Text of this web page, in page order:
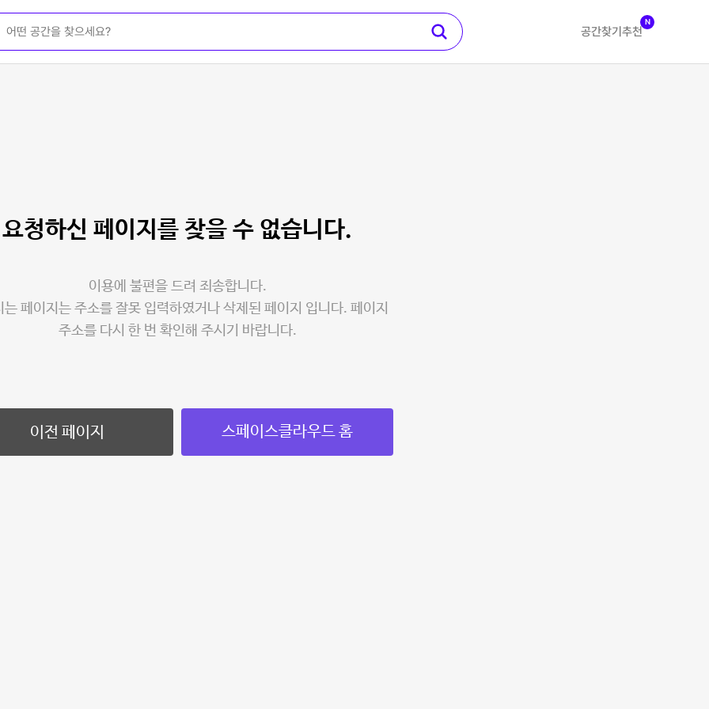
공간찾기 추천
N
요청하신 페이지를 찾을 수 없습니다.
이용에 불편을 드려 죄송합니다.
는 페이지는 주소를 잘못 입력하였거나 삭제된 페이지 입니다. 페이지
주소를 다시 한 번 확인해 주시기 바랍니다.
이전 페이지 스페이스클라우드 홈